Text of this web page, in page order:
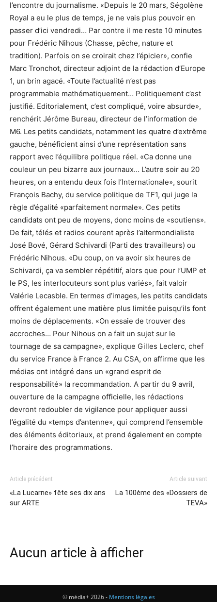
l’encontre du journalisme. «Depuis le 20 mars, Ségolène
Royal a eu le plus de temps, je ne vais plus pouvoir en
passer d’ici vendredi… Par contre il me reste 10 minutes
pour Frédéric Nihous (Chasse, pêche, nature et
tradition). Parfois on se croirait chez l’épicier», confie
Marc Tronchot, directeur adjoint de la rédaction d’Europe
1, un brin agacé. «Toute l’actualité n’est pas
programmable mathématiquement… Politiquement c’est
justifié. Editorialement, c’est compliqué, voire absurde»,
renchérit Jérôme Bureau, directeur de l’information de
M6. Les petits candidats, notamment les quatre d’extrême
gauche, bénéficient ainsi d’une représentation sans
rapport avec l’équilibre politique réel. «Ca donne une
couleur un peu bizarre aux journaux… L’autre soir au 20
heures, on a entendu deux fois l’Internationale», sourit
François Bachy, du service politique de TF1, qui juge la
règle d’égalité «parfaitement normale». Ces petits
candidats ont peu de moyens, donc moins de «soutiens».
De fait, télés et radios courent après l’altermondialiste
José Bové, Gérard Schivardi (Parti des travailleurs) ou
Frédéric Nihous. «Du coup, on va avoir six heures de
Schivardi, ça va sembler répétitif, alors que pour l’UMP et
le PS, les interlocuteurs sont plus variés», fait valoir
Valérie Lecasble. En termes d’images, les petits candidats
offrent également une matière plus limitée puisqu’ils font
moins de déplacements. «On essaie de trouver des
accroches… Pour Nihous on a fait un sujet sur le
tournage de sa campagne», explique Gilles Leclerc, chef
du service France à France 2. Au CSA, on affirme que les
médias ont intégré dans un «grand esprit de
responsabilité» la recommandation. A partir du 9 avril,
ouverture de la campagne officielle, les rédactions
devront redoubler de vigilance pour appliquer aussi
l’égalité du «temps d’antenne», qui comprend l’ensemble
des éléments éditoriaux, et prend également en compte
l’horaire des programmations.
Article précédent
«La Lucarne» fête ses dix ans
sur ARTE
Article suivant
La 100ème des «Dossiers de
TEVA»
Aucun article à afficher
© média+ 2026 - Mentions légales